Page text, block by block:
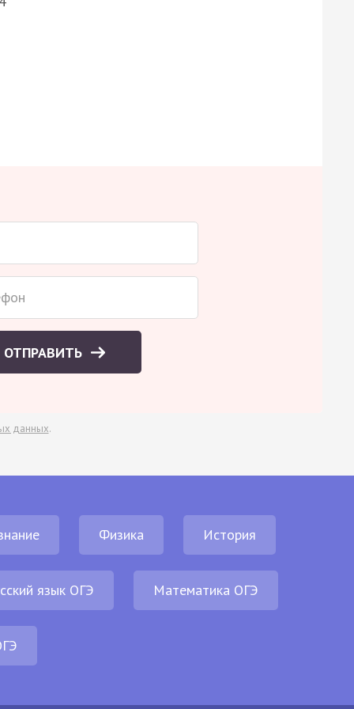
ОТПРАВИТЬ
данных.
Физика История
язык ОГЭ Математика ОГЭ